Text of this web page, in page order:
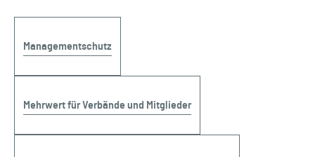
Mehrwert für Verbände und Mitglieder
Managementschutz